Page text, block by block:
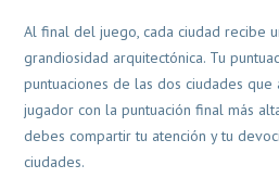
Al final del juego, cada ciudad recibe
grandiosidad arquitectónica. Tu
puntuaciones de las dos ciudades que
jugador con la puntuación final más
debes compartir tu atención y tu
ciudades.